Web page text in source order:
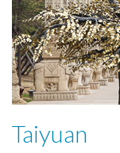
Taiyuan